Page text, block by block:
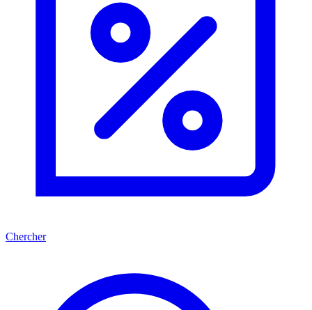
Chercher